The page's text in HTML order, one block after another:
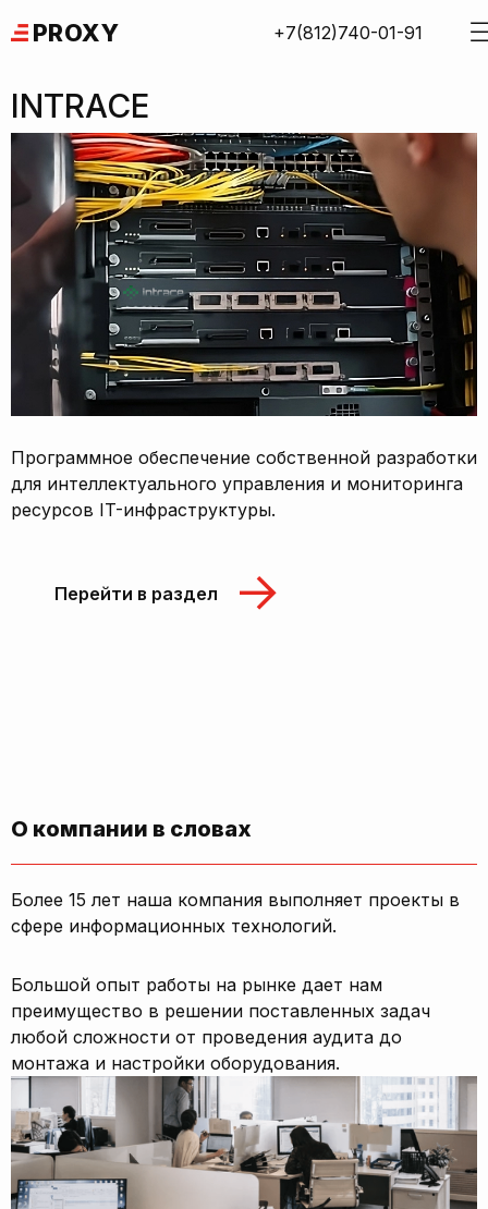
to
PROXY +7(812)740-01-91
INTRACE
Программное обеспечение собственной разработки
для интеллектуального управления и мониторинга
ресурсов IT-инфраструктуры.
Перейти в раздел
О компании в словах
Более 15 лет наша компания выполняет проекты в
сфере информационных технологий.
Большой опыт работы на рынке дает нам
преимущество в решении поставленных задач
любой сложности от проведения аудита до
монтажа и настройки оборудования.